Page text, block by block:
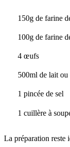
150g de farine
100g de farine
4 œufs
500ml de lait ou
1 pincée de sel
1 cuillère à
La préparation reste